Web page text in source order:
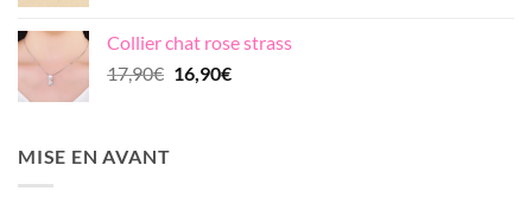
était :
19,90€.
est :
17,90€.
Collier chat rose strass
17,90€ Le
16,90€Le
MISE EN AVANT